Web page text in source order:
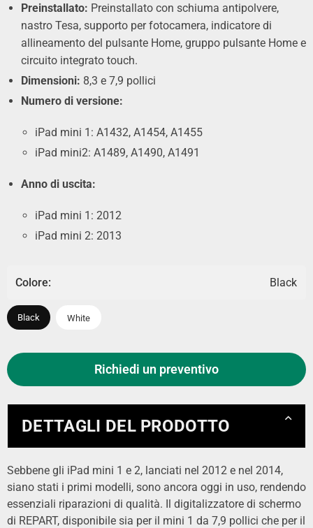
Preinstallato: Preinstallato con schiuma antipolvere,
nastro Tesa, supporto per fotocamera, indicatore di
allineamento del pulsante Home, gruppo pulsante Home e
circuito integrato touch.
Dimensioni: 8,3 e 7,9 pollici
Numero di versione:
iPad mini 1: A1432, A1454, A1455
iPad mini2: A1489, A1490, A1491
Anno di uscita:
iPad mini 1: 2012
iPad mini 2: 2013
Colore: Black
Black White
Richiedi un preventivo
DETTAGLI DEL PRODOTTO
Sebbene gli iPad mini 1 e 2, lanciati nel 2012 e nel 2014,
siano stati i primi modelli, sono ancora oggi in uso, rendendo
essenziali riparazioni di qualità. Il digitalizzatore di schermo
di REPART, disponibile sia per il mini 1 da 7,9 pollici che per il